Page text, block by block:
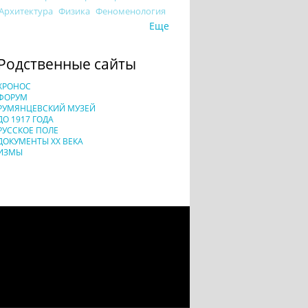
Физика Феноменология
Еще
сайты
МУЗЕЙ
1917 ГОДА
ПОЛЕ
XX ВЕКА